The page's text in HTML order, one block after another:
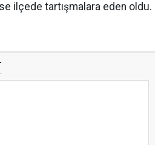
ilçede tartışmalara eden oldu.